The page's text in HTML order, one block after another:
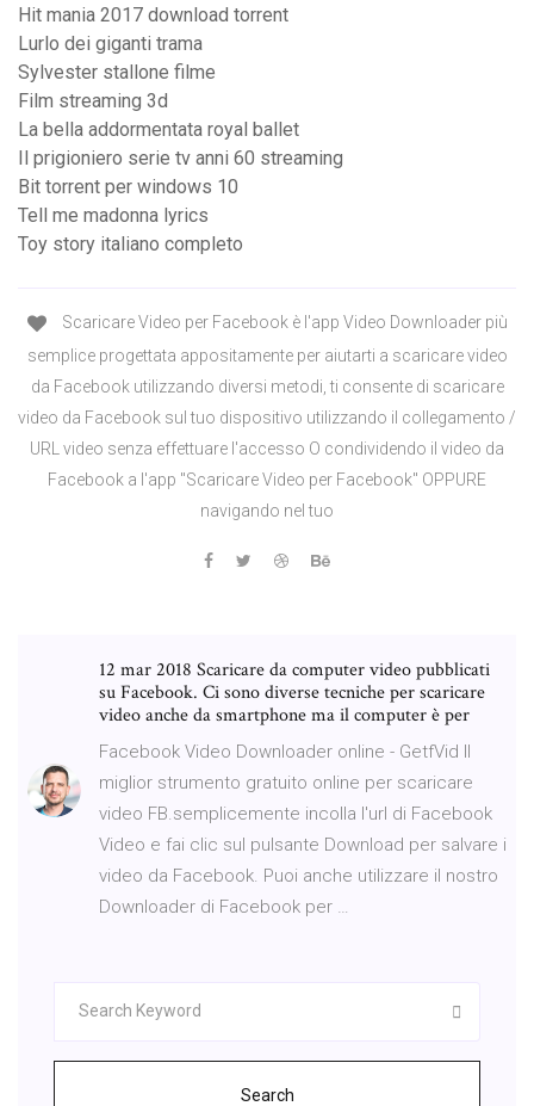
Hit mania 2017 download torrent
Lurlo dei giganti trama
Sylvester stallone filme
Film streaming 3d
La bella addormentata royal ballet
Il prigioniero serie tv anni 60 streaming
Bit torrent per windows 10
Tell me madonna lyrics
Toy story italiano completo
Scaricare Video per Facebook è l'app Video Downloader più
semplice progettata appositamente per aiutarti a scaricare video
da Facebook utilizzando diversi metodi, ti consente di scaricare
video da Facebook sul tuo dispositivo utilizzando il collegamento /
URL video senza effettuare l'accesso O condividendo il video da
Facebook a l'app "Scaricare Video per Facebook" OPPURE
navigando nel tuo
12 mar 2018 Scaricare da computer video pubblicati
su Facebook. Ci sono diverse tecniche per scaricare
video anche da smartphone ma il computer è per
Facebook Video Downloader online - GetfVid Il
miglior strumento gratuito online per scaricare
video FB.semplicemente incolla l'url di Facebook
Video e fai clic sul pulsante Download per salvare i
video da Facebook. Puoi anche utilizzare il nostro
Downloader di Facebook per …
Search